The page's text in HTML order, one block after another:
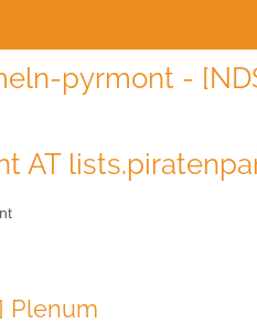
pyrmont -
AT
Plenum